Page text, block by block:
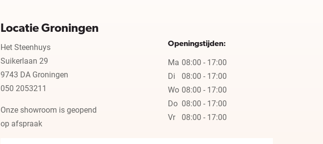
Locatie Groningen
Het Steenhuys
Suikerlaan 29
9743 DA Groningen
050 2053211
Onze showroom is geopend
op afspraak
Openingstijden:
Ma 08:00 - 17:00
Di
08:00 - 17:00
Wo 08:00 - 17:00
Do 08:00 - 17:00
Vr
08:00 - 17:00